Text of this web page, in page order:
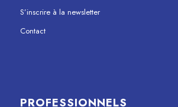
S’inscrire à la newsletter
Contact
PROFESSIONNELS